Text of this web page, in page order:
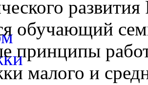
обучающий
принципы
малого и